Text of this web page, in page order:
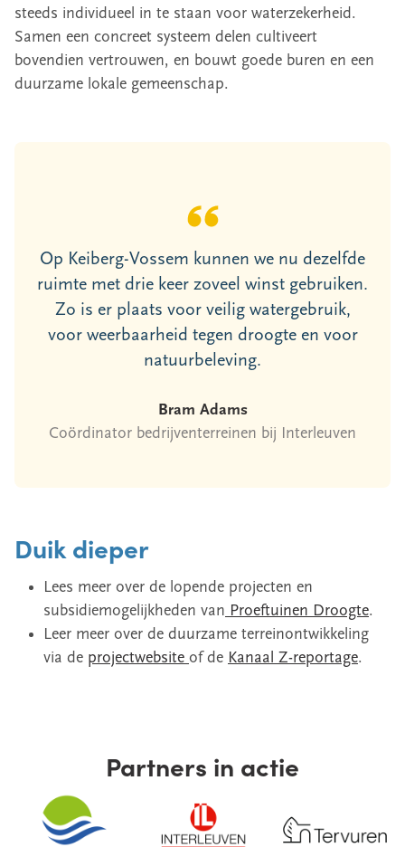
steeds individueel in te staan voor waterzekerheid.
Samen een concreet systeem delen cultiveert
bovendien vertrouwen, en bouwt goede buren en een
duurzame lokale gemeenschap.
Op Keiberg-Vossem kunnen we nu dezelfde
ruimte met drie keer zoveel winst gebruiken.
Zo is er plaats voor veilig watergebruik,
voor weerbaarheid tegen droogte en voor
natuurbeleving.
Bram Adams
Coördinator bedrijventerreinen bij Interleuven
Duik dieper
Lees meer over de lopende projecten en
subsidiemogelijkheden van Proeftuinen Droogte.
Leer meer over de duurzame terreinontwikkeling
via de projectwebsite of de Kanaal Z-reportage.
Partners in actie
Image